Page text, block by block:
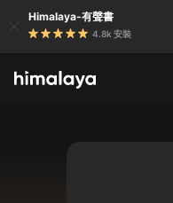
Himalaya-有聲書
4.8k 安裝